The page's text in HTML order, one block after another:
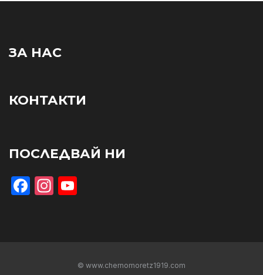
ЗА НАС
КОНТАКТИ
ПОСЛЕДВАЙ НИ
Facebook
Instagram
© www.chernomoretz1919.com